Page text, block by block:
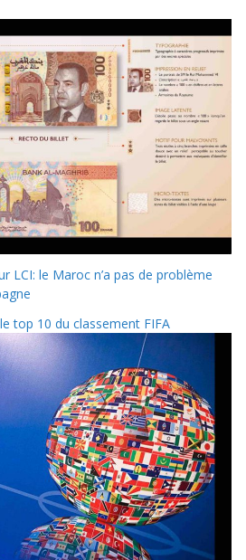
LCI: le Maroc n’a pas de problème
top 10 du classement FIFA